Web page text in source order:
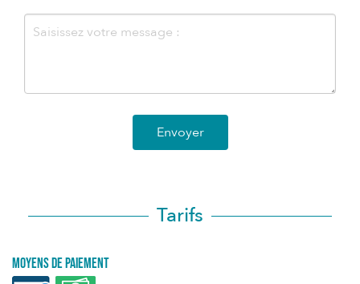
Envoyer
Tarifs
Moyens de paiement